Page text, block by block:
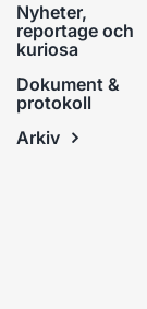
Nyheter,
reportage och
kuriosa
Dokument &
protokoll
Arkiv